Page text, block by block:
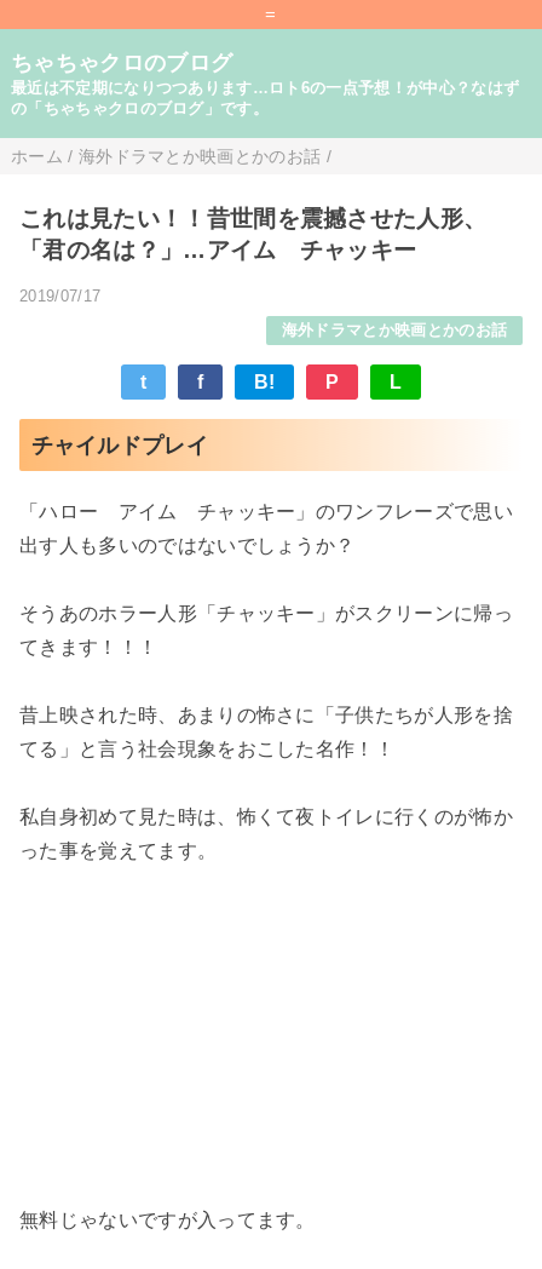
=
ちゃちゃクロのブログ
最近は不定期になりつつあります…ロト6の一点予想！が中心？なはず
の「ちゃちゃクロのブログ」です。
ホーム / 海外ドラマとか映画とかのお話 /
これは見たい！！昔世間を震撼させた人形、
「君の名は？」…アイム チャッキー
2019/07/17
海外ドラマとか映画とかのお話
t f B! P L
チャイルドプレイ
「ハロー アイム チャッキー」のワンフレーズで思い
出す人も多いのではないでしょうか？
そうあのホラー人形「チャッキー」がスクリーンに帰っ
てきます！！！
昔上映された時、あまりの怖さに「子供たちが人形を捨
てる」と言う社会現象をおこした名作！！
私自身初めて見た時は、怖くて夜トイレに行くのが怖か
った事を覚えてます。
無料じゃないですが入ってます。